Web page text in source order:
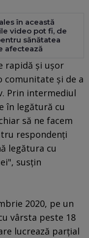
în această
video pot fi, de
sănătatea
afectează
rapidă şi uşor
comunitate şi de a
Prin intermediul
în legătură cu
să ne facem
respondenţi
legătura cu
susţin
2020, pe un
vârsta peste 18
lucrează parţial